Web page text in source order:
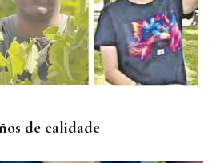
los 50 millones de habitantes
máximo histórico
de calidade